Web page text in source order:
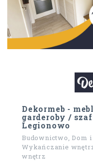
Dekormeb -
garderoby /
Legionowo
Budownictwo, Dom
Wykańczanie
wnętrz